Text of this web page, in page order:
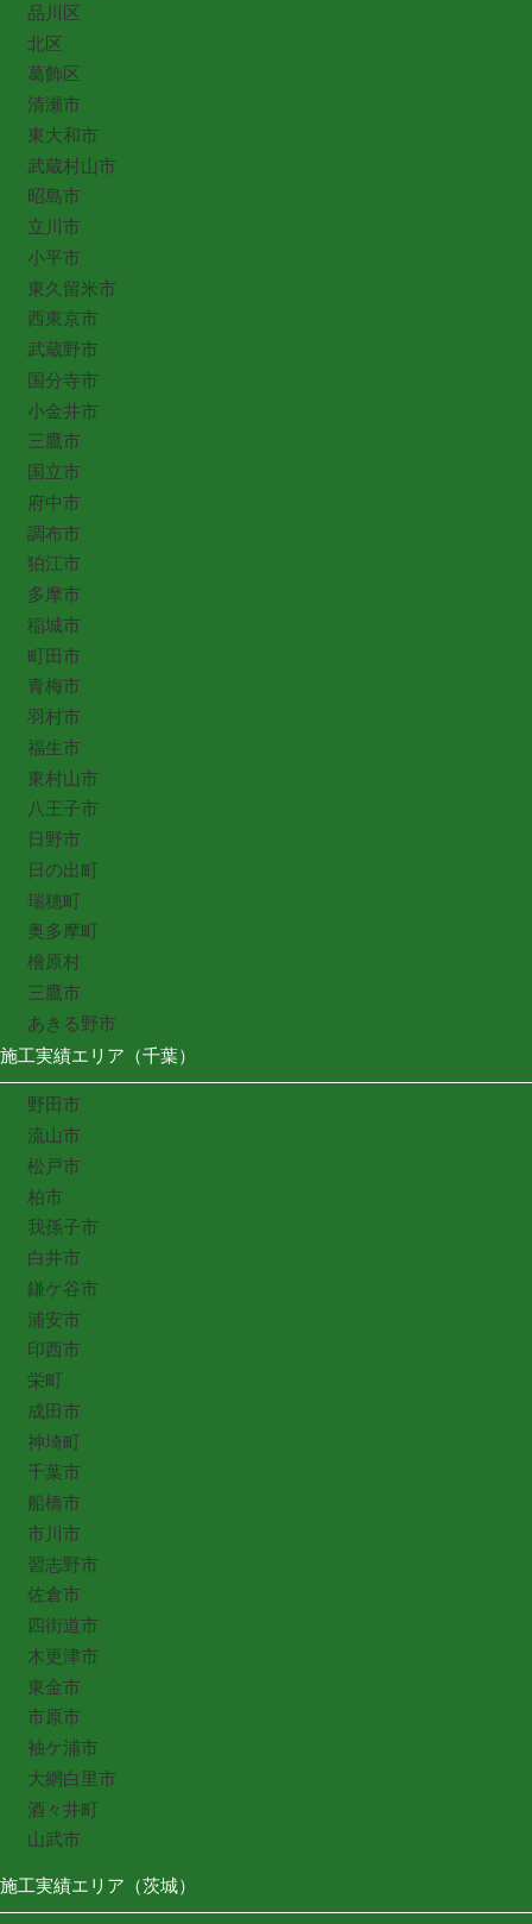
品川区
北区
葛飾区
清瀬市
東大和市
武蔵村山市
昭島市
立川市
小平市
東久留米市
西東京市
武蔵野市
国分寺市
小金井市
三鷹市
国立市
府中市
調布市
狛江市
多摩市
稲城市
町田市
青梅市
羽村市
福生市
東村山市
八王子市
日野市
日の出町
瑞穂町
奥多摩町
檜原村
三鷹市
あきる野市
施工実績エリア（千葉）
野田市
流山市
松戸市
柏市
我孫子市
白井市
鎌ケ谷市
浦安市
印西市
栄町
成田市
神埼町
千葉市
船橋市
市川市
習志野市
佐倉市
四街道市
木更津市
東金市
市原市
袖ケ浦市
大網白里市
酒々井町
山武市
施工実績エリア（茨城）